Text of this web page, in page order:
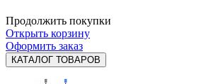
Продолжить покупки
Открыть корзину
Оформить заказ
КАТАЛОГ ТОВАРОВ